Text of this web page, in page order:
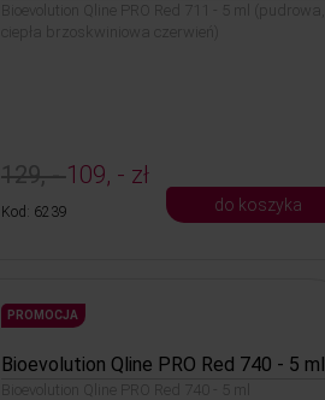
Bioevolution Qline PRO Red 711 - 5 ml (pudrowa,
ciepła brzoskwiniowa czerwień)
129, -109, - zł
Kod: 6239 do koszyka
PROMOCJA
Bioevolution Qline PRO Red 740 - 5 ml
Bioevolution Qline PRO Red 740 - 5 ml